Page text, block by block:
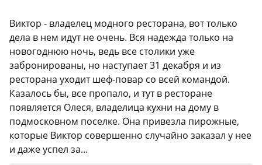
Виктор - владелец модного ресторана, вот только
дела в нем идут не очень. Вся надежда только на
новогоднюю ночь, ведь все столики уже
забронированы, но наступает 31 декабря и из
ресторана уходит шеф-повар со всей командой.
Казалось бы, все пропало, и тут в ресторане
появляется Олеся, владелица кухни на дому в
подмосковном поселке. Она привезла пирожные,
которые Виктор совершенно случайно заказал у нее
и даже успел за...